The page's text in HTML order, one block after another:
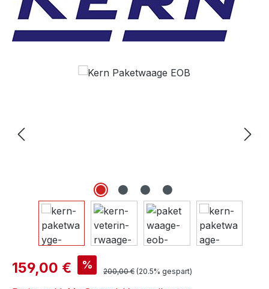
Bildergalerie überspringen
Verkaufspreis:
159,00 € % Regulärer Preis:
200,00 € (20.5% gespart)